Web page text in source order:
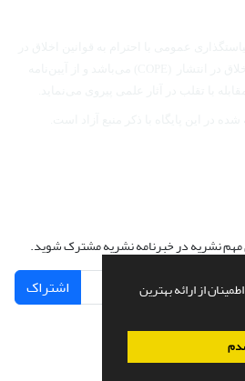
از ارائه بهترین
مهم نشریه در خبرنامه نشریه مشترک شوید.
اشتراک
و پیاده سازی ازسیناوب